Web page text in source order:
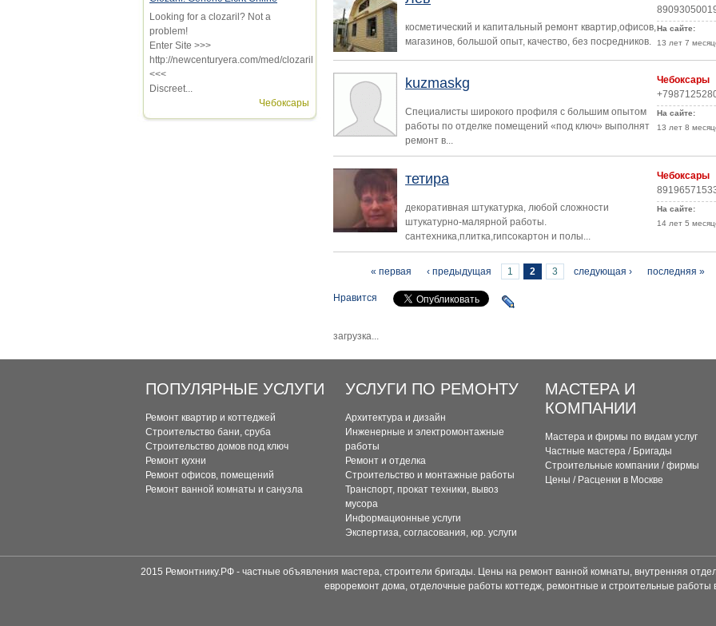
Looking for a clozaril? Not a
problem!
Enter Site >>>
http://newcenturyera.com/med/clozaril
<<<
Discreet...
Чебоксары
На сайте:
13 лет 7
косметический и капитальный ремонт квартир,офисов,
магазинов, большой опыт, качество, без посредников.
Чебоксары
На сайте:
13 лет 8
kuzmaskg
Специалисты широкого профиля с большим опытом
работы по отделке помещений «под ключ» выполнят
ремонт в...
Чебоксары
На сайте:
14 лет 5
тетира
декоративная штукатурка, любой сложности
штукатурно-малярной работы.
сантехника,плитка,гипсокартон и полы...
Страницы
« первая ‹ предыдущая 1 2 3 следующая › последняя »
Нравится
загрузка...
ПОПУЛЯРНЫЕ УСЛУГИ
Ремонт квартир и коттеджей
Строительство бани, сруба
Строительство домов под ключ
Ремонт кухни
Ремонт офисов, помещений
Ремонт ванной комнаты и санузла
УСЛУГИ ПО РЕМОНТУ
Архитектура и дизайн
Инженерные и электромонтажные
работы
Ремонт и отделка
Строительство и монтажные работы
Транспорт, прокат техники, вывоз
мусора
Информационные услуги
Экспертиза, согласования, юр. услуги
МАСТЕРА И
КОМПАНИИ
Мастера и фирмы по видам услуг
Частные мастера / Бригады
Строительные компании / фирмы
Цены / Расценки в Москве
2015 Ремонтнику.РФ - частные объявления мастера, строители бригады. Цены на ремонт ванной комнаты, внутренняя
евроремонт дома, отделочные работы коттедж, ремонтные и строительные работы